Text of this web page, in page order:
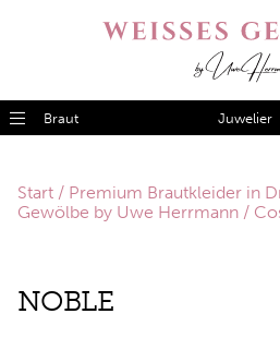
Braut Juwelier
Start / Premium Brautkleider in
Gewölbe by Uwe Herrmann /
NO­BLE